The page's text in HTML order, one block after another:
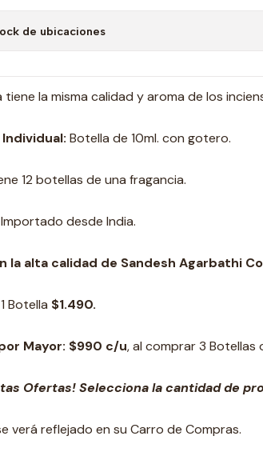
de ubicaciones
tiene la misma calidad y aroma de los
Botella de 10ml. con gotero.
12 botellas de una fragancia.
Importado desde India.
la alta calidad de Sandesh Agarbathi
1 Botella $1.490.
Mayor: $990 c/u, al comprar 3 Botellas
Ofertas! Selecciona la cantidad de
verá reflejado en su Carro de Compras.